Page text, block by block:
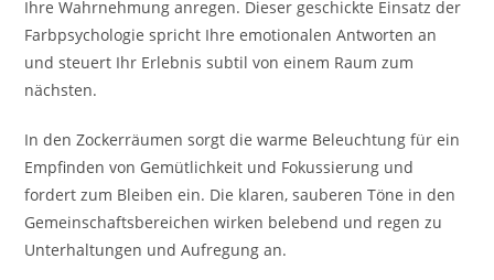
Ihre Wahrnehmung anregen. Dieser geschickte Einsatz der
Farbpsychologie spricht Ihre emotionalen Antworten an
und steuert Ihr Erlebnis subtil von einem Raum zum
nächsten.
In den Zockerräumen sorgt die warme Beleuchtung für ein
Empfinden von Gemütlichkeit und Fokussierung und
fordert zum Bleiben ein. Die klaren, sauberen Töne in den
Gemeinschaftsbereichen wirken belebend und regen zu
Unterhaltungen und Aufregung an.